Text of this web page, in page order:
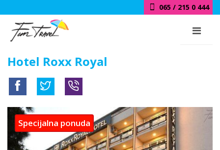
065 / 215 0 444
Hotel Roxx Royal